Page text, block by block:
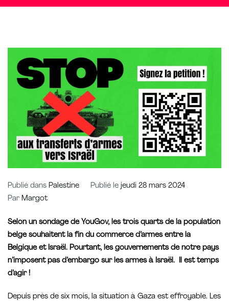
Publié dans Palestine Publié le jeudi 28 mars 2024
Par Margot
Selon un sondage de YouGov, les trois quarts de la population
belge souhaitent la fin du commerce d’armes entre la
Belgique et Israël. Pourtant, les gouvernements de notre pays
n’imposent pas d’embargo sur les armes à Israël. Il est temps
d’agir !
Depuis près de six mois, la situation à Gaza est effroyable. Les